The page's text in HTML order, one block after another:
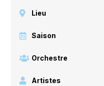
Lieu
Saison
Orchestre
Artistes